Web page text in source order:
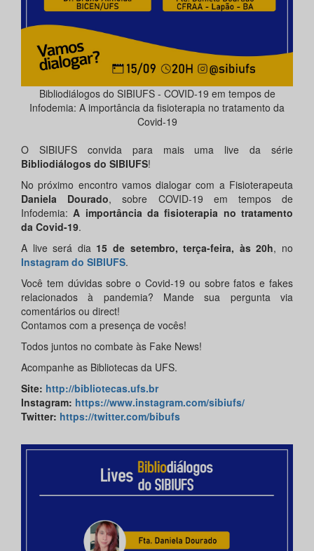
Bibliodiálogos do SIBIUFS - COVID-19 em tempos de
Infodemia: A importância da fisioterapia no tratamento da
Covid-19
O SIBIUFS convida para mais uma live da série
Bibliodiálogos do SIBIUFS!
No próximo encontro vamos dialogar com a Fisioterapeuta
Daniela Dourado, sobre COVID-19 em tempos de
Infodemia:A importância da fisioterapia no tratamento
da Covid-19.
A live será dia 15 de setembro, terça-feira, às 20h, no
Instagram do SIBIUFS.
Você tem dúvidas sobre o Covid-19 ou sobre fatos e fakes
relacionados à pandemia? Mande sua pergunta via
comentários ou direct!
Contamos com a presença de vocês!
Todos juntos no combate às Fake News!
Acompanhe as Bibliotecas da UFS.
Site: http://bibliotecas.ufs.br
Instagram: https://www.instagram.com/sibiufs/
Twitter: https://twitter.com/bibufs